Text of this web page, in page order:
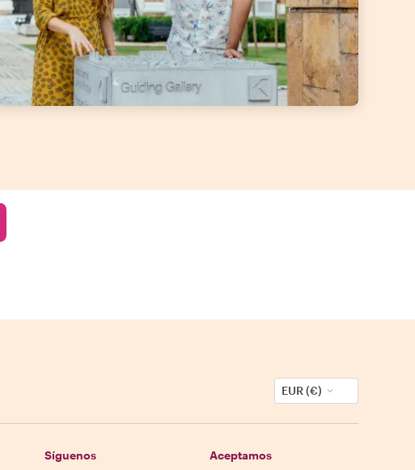
EUR (€)
Síguenos
Aceptamos